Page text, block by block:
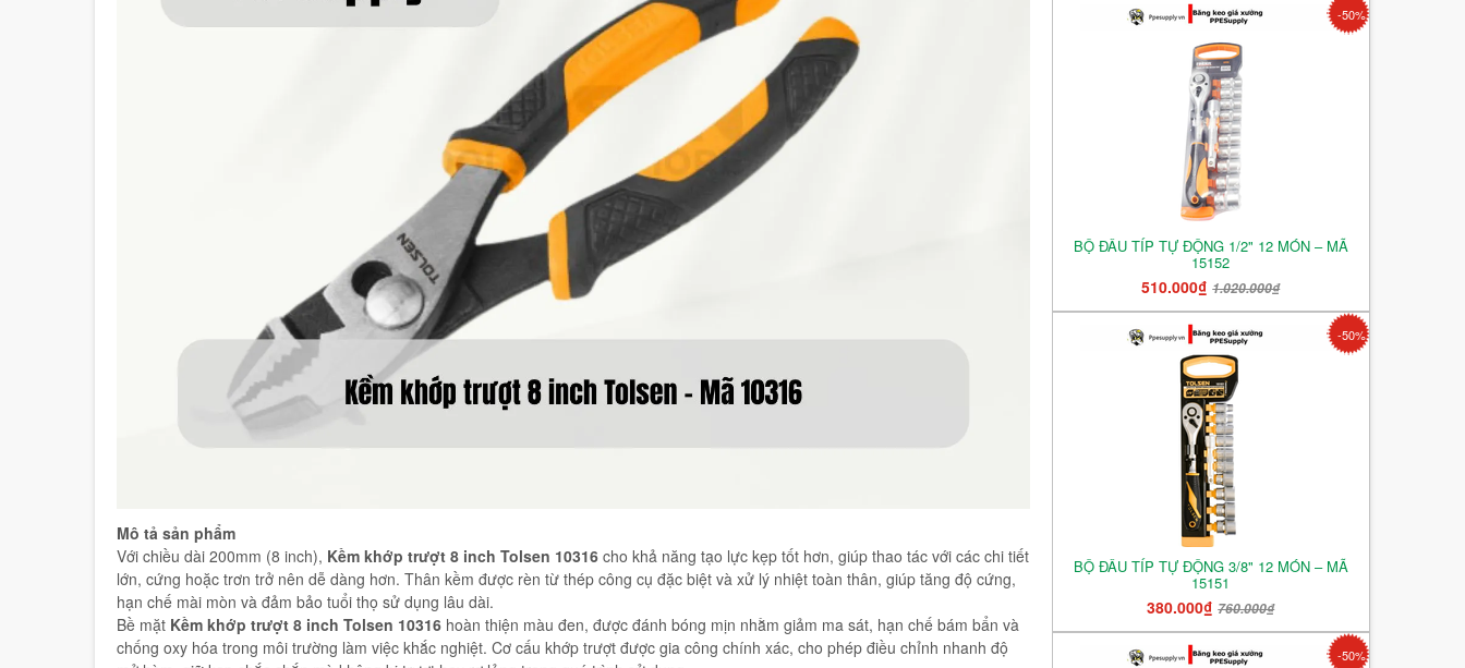
Mô tả sản phẩm
Với chiều dài 200mm (8 inch), Kềm khớp trượt 8 inch Tolsen 10316 cho khả năng tạo lực kẹp tốt hơn, giúp thao tác với các chi tiết
lớn, cứng hoặc trơn trở nên dễ dàng hơn. Thân kềm được rèn từ thép công cụ đặc biệt và xử lý nhiệt toàn thân, giúp tăng độ cứng,
hạn chế mài mòn và đảm bảo tuổi thọ sử dụng lâu dài.
Bề mặt Kềm khớp trượt 8 inch Tolsen 10316 hoàn thiện màu đen, được đánh bóng mịn nhằm giảm ma sát, hạn chế bám bẩn và
chống oxy hóa trong môi trường làm việc khắc nghiệt. Cơ cấu khớp trượt được gia công chính xác, cho phép điều chỉnh nhanh độ
-50%
BỘ ĐẦU TÍP TỰ ĐỘNG 1/2" 12 MÓN – MÃ
15152
510.000₫1.020.000₫
-50%
BỘ ĐẦU TÍP TỰ ĐỘNG 3/8" 12 MÓN – MÃ
15151
380.000₫760.000₫
-50%